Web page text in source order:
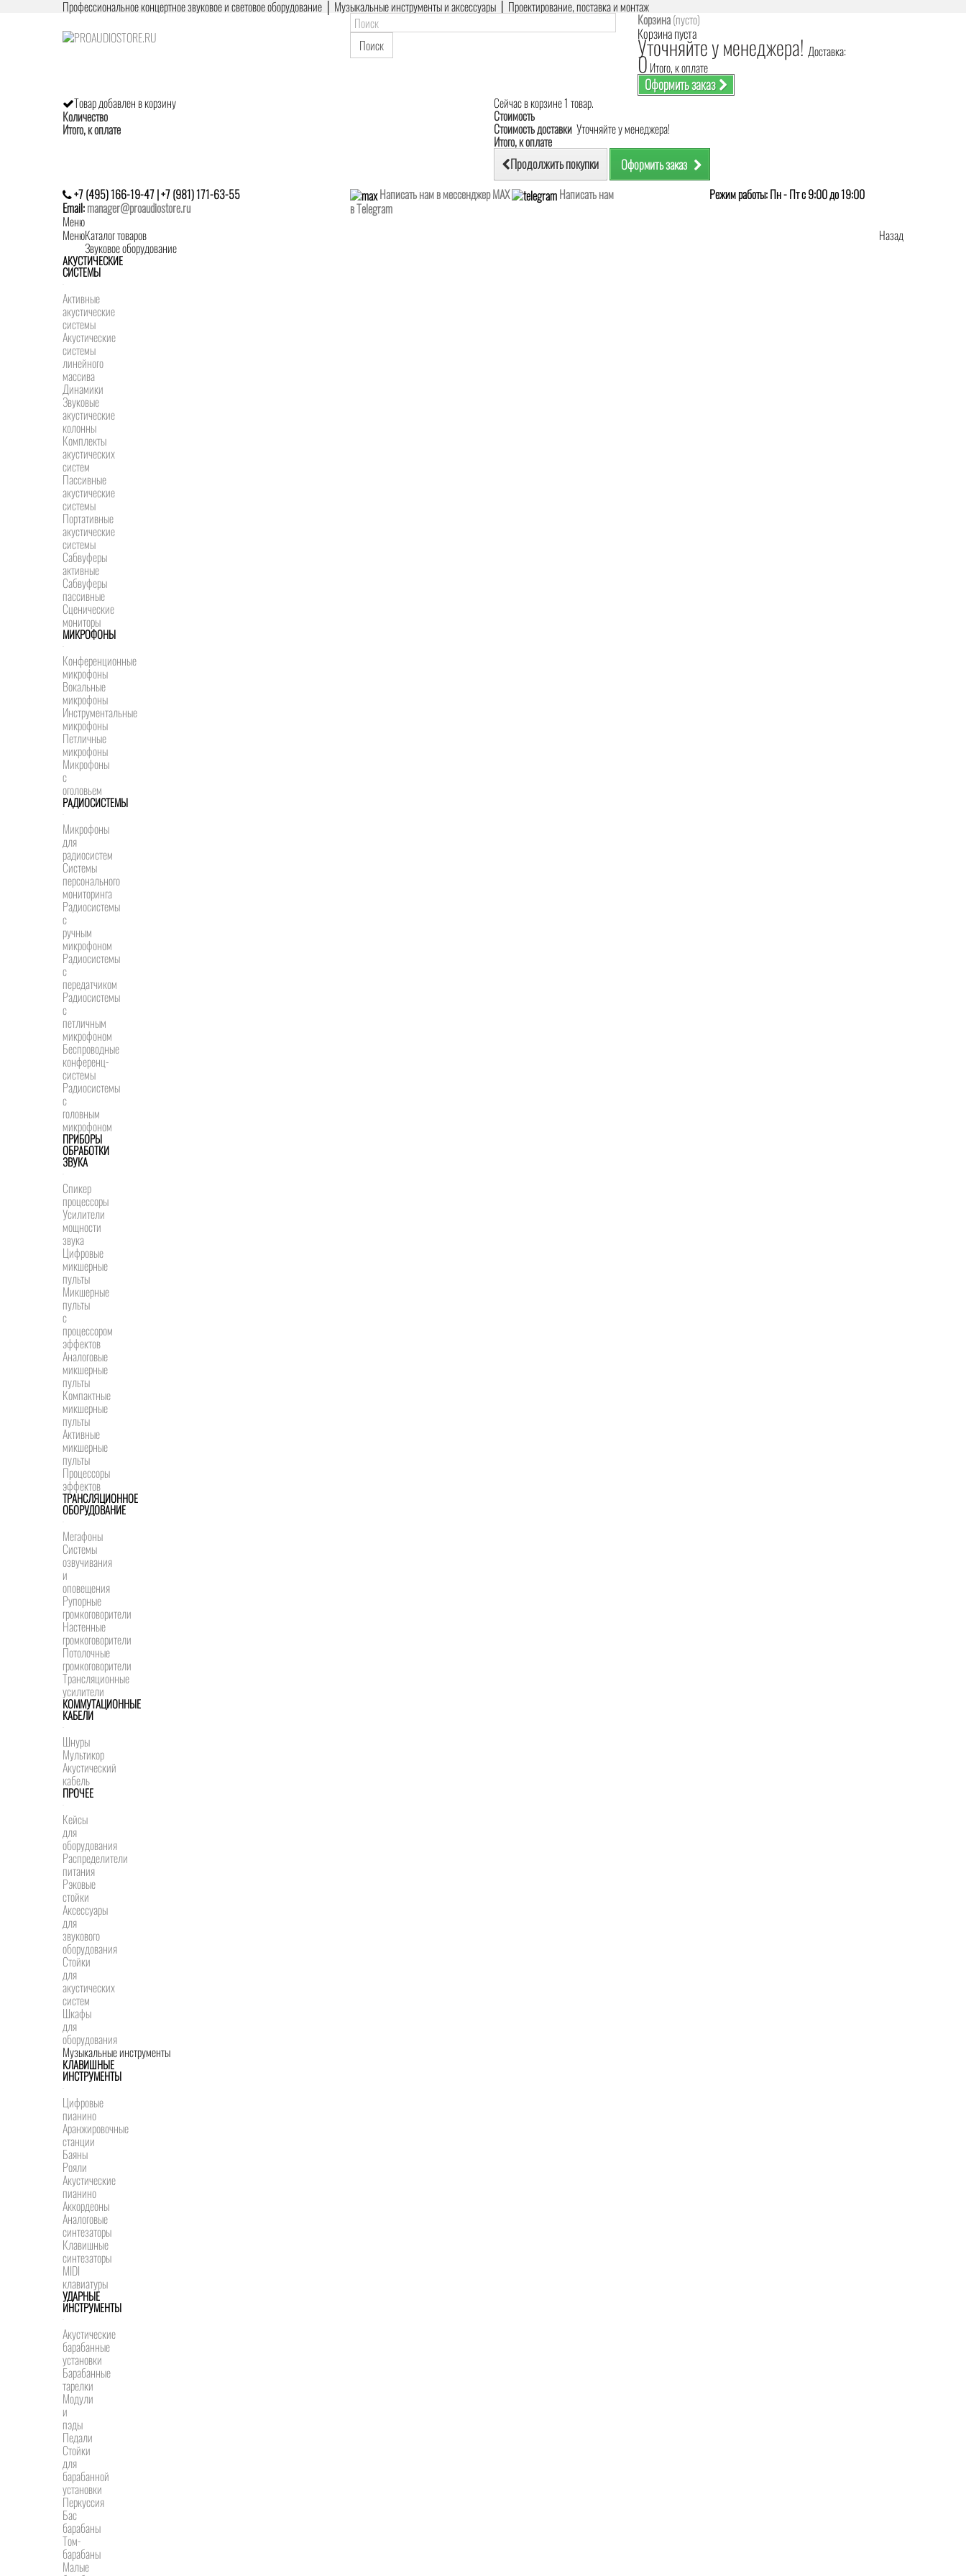
Профессиональное концертное звуковое и световое оборудование │ Музыкальные инструменты и аксессуары │ Проектирование, поставка и монтаж
Поиск
Корзина(пусто)
Корзина пуста
Уточняйте у менеджера! Доставка:
0 Итого, к оплате
Оформить заказ
Товар добавлен в корзину
Количество
Итого, к оплате
Сейчас в корзине 1 товар.
Стоимость
Стоимость доставки Уточняйте у менеджера!
Итого, к оплате
Продолжить покупки Оформить заказ
+7 (495) 166-19-47 | +7 (981) 171-63-55
Email:manager@proaudiostore.ru
Написать нам в мессенджер MAX
Написать нам
в Telegram
Режим работы: Пн - Пт с 9:00 до 19:00
Меню
Меню Назад
Каталог товаров
Звуковое оборудование
АКУСТИЧЕСКИЕ
СИСТЕМЫ
Активные
акустические
системы
Акустические
системы
линейного
массива
Динамики
Звуковые
акустические
колонны
Комплекты
акустических
систем
Пассивные
акустические
системы
Портативные
акустические
системы
Сабвуферы
активные
Сабвуферы
пассивные
Сценические
мониторы
МИКРОФОНЫ
Конференционные
микрофоны
Вокальные
микрофоны
Инструментальные
микрофоны
Петличные
микрофоны
Микрофоны
с
оголовьем
РАДИОСИСТЕМЫ
Микрофоны
для
радиосистем
Системы
персонального
мониторинга
Радиосистемы
c
ручным
микрофоном
Радиосистемы
с
передатчиком
Радиосистемы
с
петличным
микрофоном
Беспроводные
конференц-
системы
Радиосистемы
с
головным
микрофоном
ПРИБОРЫ
ОБРАБОТКИ
ЗВУКА
Спикер
процессоры
Усилители
мощности
звука
Цифровые
микшерные
пульты
Микшерные
пульты
с
процессором
эффектов
Аналоговые
микшерные
пульты
Компактные
микшерные
пульты
Активные
микшерные
пульты
Процессоры
эффектов
ТРАНСЛЯЦИОННОЕ
ОБОРУДОВАНИЕ
Мегафоны
Системы
озвучивания
и
оповещения
Рупорные
громкоговорители
Настенные
громкоговорители
Потолочные
громкоговорители
Трансляционные
усилители
КОММУТАЦИОННЫЕ
КАБЕЛИ
Шнуры
Мультикор
Акустический
кабель
ПРОЧЕЕ
Кейсы
для
оборудования
Распределители
питания
Рэковые
стойки
Аксессуары
для
звукового
оборудования
Стойки
для
акустических
систем
Шкафы
для
оборудования
Музыкальные инструменты
КЛАВИШНЫЕ
ИНСТРУМЕНТЫ
Цифровые
пианино
Аранжировочные
станции
Баяны
Рояли
Акустические
пианино
Аккордеоны
Аналоговые
синтезаторы
Клавишные
синтезаторы
MIDI
клавиатуры
УДАРНЫЕ
ИНСТРУМЕНТЫ
Акустические
барабанные
установки
Барабанные
тарелки
Модули
и
пэды
Педали
Стойки
для
барабанной
установки
Перкуссия
Бас
барабаны
Том-
барабаны
Малые